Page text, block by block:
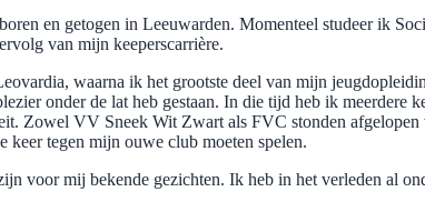
en getogen in Leeuwarden. Momenteel studeer ik
van mijn keeperscarrière.
waarna ik het grootste deel van mijn
onder de lat heb gestaan. In die tijd heb ik
Zowel VV Sneek Wit Zwart als FVC stonden
tegen mijn ouwe club moeten spelen.
voor mij bekende gezichten. Ik heb in het verleden al